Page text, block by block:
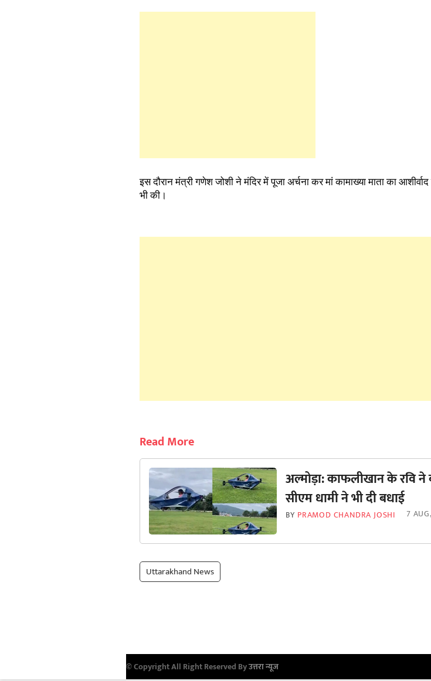
इस दौरान मंत्री गणेश जोशी ने मंदिर में पूजा अर्चना कर मां कामाख्या माता का
भी की।
Read More
अल्मोड़ा: काफलीखान के रवि
सीएम धामी ने भी दी बधाई
BY PRAMOD CHANDRA JOSHI 7
Uttarakhand News
© Copyright All Right Reserved Byउत्तरा न्यूज